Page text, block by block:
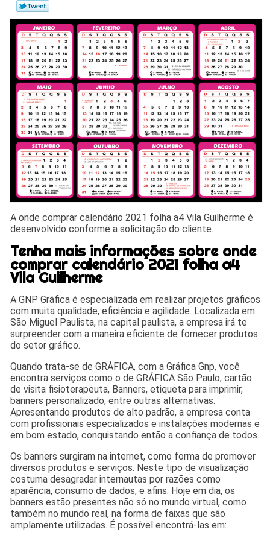
A onde comprar calendário 2021 folha a4 Vila Guilherme é
desenvolvido conforme a solicitação do cliente.
Tenha mais informações sobre onde
comprar calendário 2021 folha a4
Vila Guilherme
A GNP Gráfica é especializada em realizar projetos gráficos
com muita qualidade, eficiência e agilidade. Localizada em
São Miguel Paulista, na capital paulista, a empresa irá te
surpreender com a maneira eficiente de fornecer produtos
do setor gráfico.
Quando trata-se de GRÁFICA, com a Gráfica Gnp, você
encontra serviços como o de GRÁFICA São Paulo, cartão
de visita fisioterapeuta, Banners, etiqueta para imprimir,
banners personalizado, entre outras alternativas.
Apresentando produtos de alto padrão, a empresa conta
com profissionais especializados e instalações modernas e
em bom estado, conquistando então a confiança de todos.
Os banners surgiram na internet, como forma de promover
diversos produtos e serviços. Neste tipo de visualização
costuma desagradar internautas por razões como
aparência, consumo de dados, e afins. Hoje em dia, os
banners estão presentes não só no mundo virtual, como
também no mundo real, na forma de faixas que são
amplamente utilizadas. É possível encontrá-las em: